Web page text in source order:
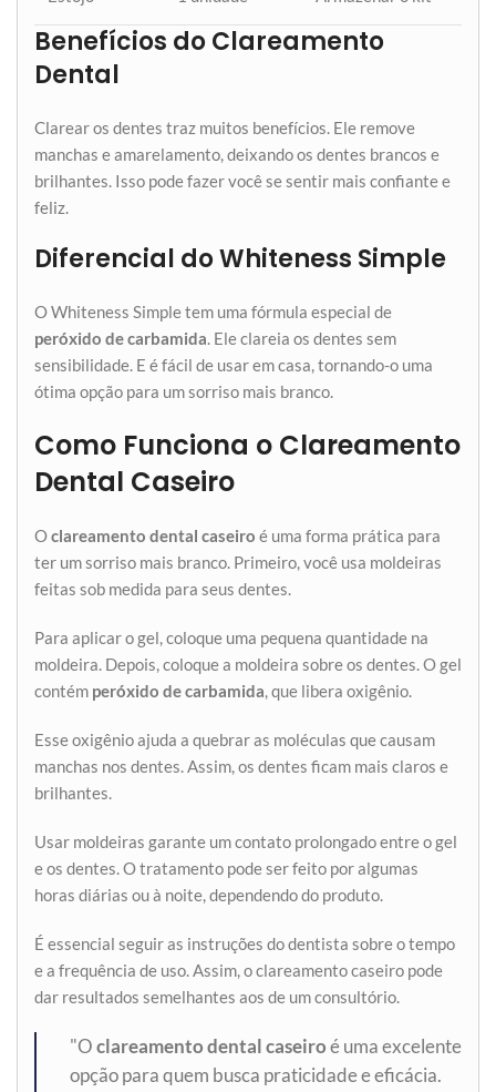
Benefícios do Clareamento
Dental
Clarear os dentes traz muitos benefícios. Ele remove
manchas e amarelamento, deixando os dentes brancos e
brilhantes. Isso pode fazer você se sentir mais confiante e
feliz.
Diferencial do Whiteness Simple
O Whiteness Simple tem uma fórmula especial de
peróxido de carbamida. Ele clareia os dentes sem
sensibilidade. E é fácil de usar em casa, tornando-o uma
ótima opção para um sorriso mais branco.
Como Funciona o Clareamento
Dental Caseiro
Oclareamento dental caseiro é uma forma prática para
ter um sorriso mais branco. Primeiro, você usa moldeiras
feitas sob medida para seus dentes.
Para aplicar o gel, coloque uma pequena quantidade na
moldeira. Depois, coloque a moldeira sobre os dentes. O gel
contém peróxido de carbamida, que libera oxigênio.
Esse oxigênio ajuda a quebrar as moléculas que causam
manchas nos dentes. Assim, os dentes ficam mais claros e
brilhantes.
Usar moldeiras garante um contato prolongado entre o gel
e os dentes. O tratamento pode ser feito por algumas
horas diárias ou à noite, dependendo do produto.
É essencial seguir as instruções do dentista sobre o tempo
e a frequência de uso. Assim, o clareamento caseiro pode
dar resultados semelhantes aos de um consultório.
"O clareamento dental caseiro é uma excelente
opção para quem busca praticidade e eficácia.